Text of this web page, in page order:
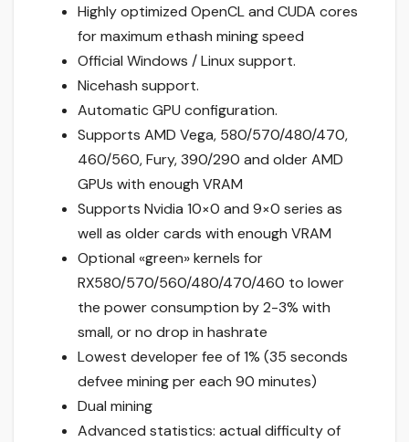
Highly optimized OpenCL and CUDA cores
for maximum ethash mining speed
Official Windows / Linux support.
Nicehash support.
Automatic GPU configuration.
Supports AMD Vega, 580/570/480/470,
460/560, Fury, 390/290 and older AMD
GPUs with enough VRAM
Supports Nvidia 10×0 and 9×0 series as
well as older cards with enough VRAM
Optional «green» kernels for
RX580/570/560/480/470/460 to lower
the power consumption by 2-3% with
small, or no drop in hashrate
Lowest developer fee of 1% (35 seconds
defvee mining per each 90 minutes)
Dual mining
Advanced statistics: actual difficulty of